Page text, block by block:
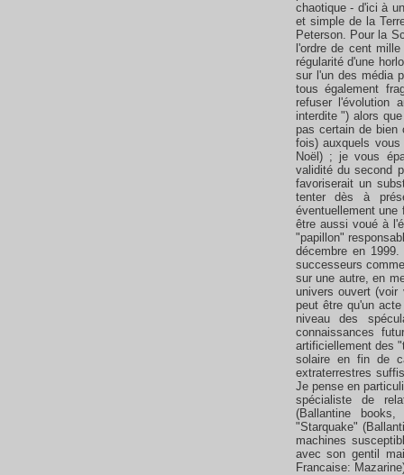
chaotique - d'ici à
et simple de la
Peterson. Pour la
l'ordre de cent
régularité d'une
sur l'un des média
tous également
refuser l'évolution
interdite ") alors
pas certain de bien
fois) auxquels
Noël) ; je vous
validité du second
favoriserait un
tenter dès à
éventuellement une
être aussi voué à
"papillon"
décembre en
successeurs
sur une autre, en
univers ouvert
peut être qu'un
niveau des
connaissances
artificiellement des
solaire en fin de
extraterrestres
Je pense en
spécialiste de
(Ballantine
"Starquake"
machines
avec son gentil
Francaise: